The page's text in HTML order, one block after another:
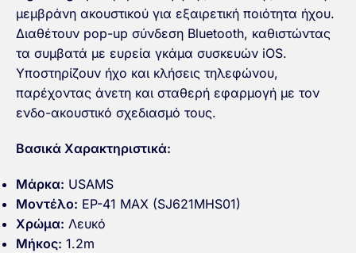
μεμβράνη ακουστικού για εξαιρετική ποιότητα ήχου.
Διαθέτουν pop-up σύνδεση Bluetooth, καθιστώντας
τα συμβατά με ευρεία γκάμα συσκευών iOS.
Υποστηρίζουν ήχο και κλήσεις τηλεφώνου,
παρέχοντας άνετη και σταθερή εφαρμογή με τον
ενδο-ακουστικό σχεδιασμό τους.
Βασικά Χαρακτηριστικά:
Μάρκα: USAMS
Μοντέλο: EP-41 MAX (SJ621MHS01)
Χρώμα: Λευκό
Μήκος: 1.2m